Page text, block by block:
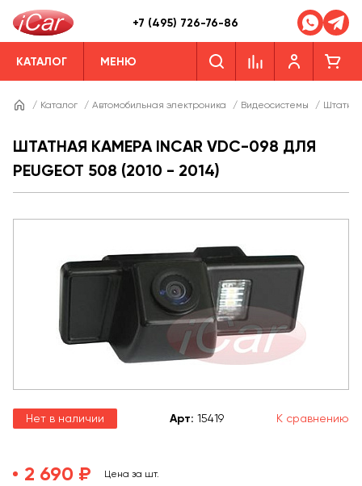
+7 (495) 726-76-86
КАТАЛОГ МЕНЮ
/ Каталог / Автомобильная электроника / Видеосистемы /
ШТАТНАЯ КАМЕРА INCAR VDC-098 ДЛЯ
PEUGEOT 508 (2010 - 2014)
Нет в наличии Арт: 15419 К сравнению
2 690 ₽ Цена за шт.